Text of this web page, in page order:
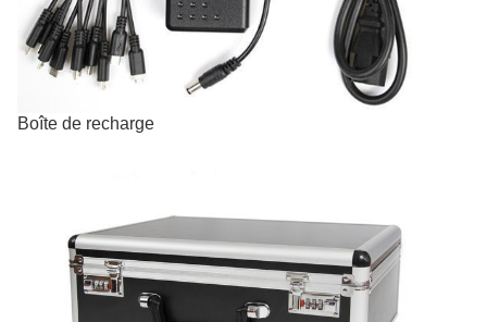
Boîte de recharge